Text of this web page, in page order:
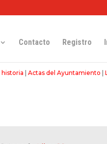
Contacto Registro
historia Actas del Ayuntamiento